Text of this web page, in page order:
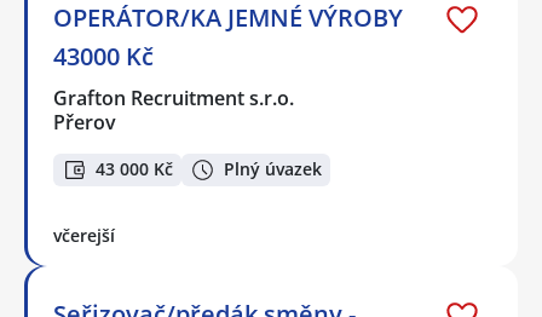
OPERÁTOR/KA JEMNÉ VÝROBY
43000 Kč
Grafton Recruitment s.r.o.
Přerov
43 000 Kč Plný úvazek
včerejší